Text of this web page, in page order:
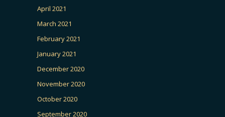
April 2021
March 2021
February 2021
January 2021
December 2020
November 2020
October 2020
September 2020